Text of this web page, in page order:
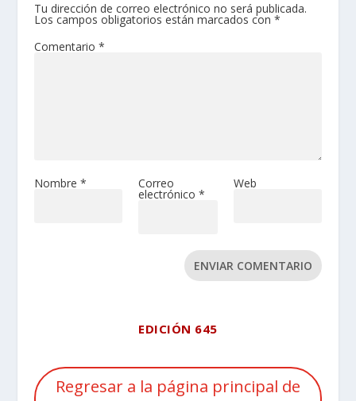
Tu dirección de correo electrónico no será publicada.
Los campos obligatorios están marcados con *
Comentario *
Nombre * Correo
electrónico *
Web
ENVIAR COMENTARIO
EDICIÓN 645
Regresar a la página principal de